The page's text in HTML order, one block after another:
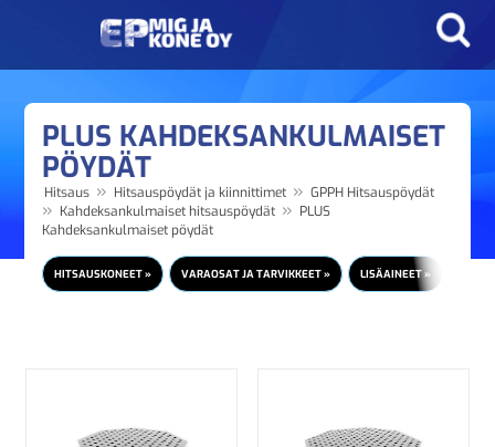
PLUS KAHDEKSANKULMAISET
PÖYDÄT
Hitsaus » Hitsauspöydät ja kiinnittimet » GPPH Hitsauspöydät
» Kahdeksankulmaiset hitsauspöydät » PLUS
Kahdeksankulmaiset pöydät
HITSAUSKONEET » VARAOSAT JA TARVIKKEET » LISÄAINEET »